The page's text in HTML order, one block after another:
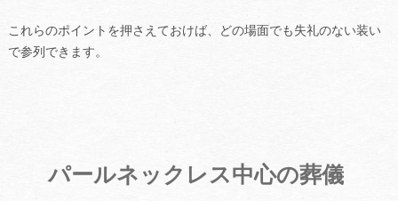
これらのポイントを押さえておけば、どの場面でも失礼のない装い
で参列できます。
パールネックレス中心の葬儀